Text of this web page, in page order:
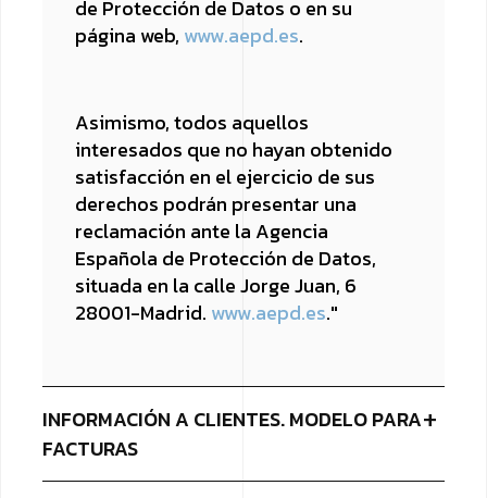
de Protección de Datos o en su
página web, www.aepd.es.
Asimismo, todos aquellos
interesados que no hayan obtenido
satisfacción en el ejercicio de sus
derechos podrán presentar una
reclamación ante la Agencia
Española de Protección de Datos,
situada en la calle Jorge Juan, 6
28001-Madrid. www.aepd.es."
INFORMACIÓN A CLIENTES. MODELO PARA
FACTURAS